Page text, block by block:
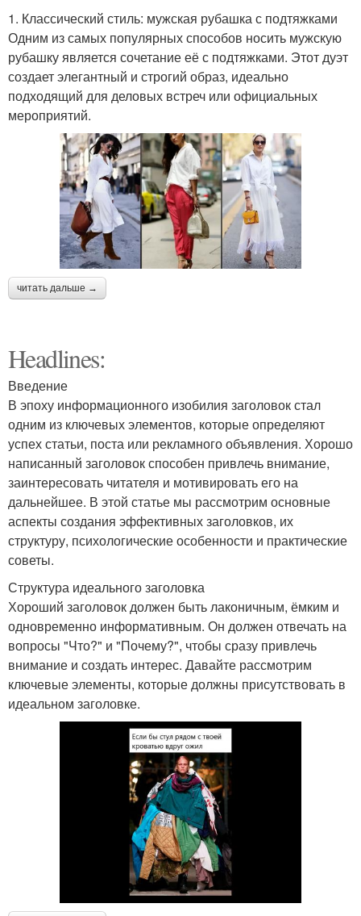
1. Классический стиль: мужская рубашка с подтяжками
Одним из самых популярных способов носить мужскую
рубашку является сочетание её с подтяжками. Этот дуэт
создает элегантный и строгий образ, идеально
подходящий для деловых встреч или официальных
мероприятий.
читать дальше →
Headlines:
Введение
В эпоху информационного изобилия заголовок стал
одним из ключевых элементов, которые определяют
успех статьи, поста или рекламного объявления. Хорошо
написанный заголовок способен привлечь внимание,
заинтересовать читателя и мотивировать его на
дальнейшее. В этой статье мы рассмотрим основные
аспекты создания эффективных заголовков, их
структуру, психологические особенности и практические
советы.
Структура идеального заголовка
Хороший заголовок должен быть лаконичным, ёмким и
одновременно информативным. Он должен отвечать на
вопросы "Что?" и "Почему?", чтобы сразу привлечь
внимание и создать интерес. Давайте рассмотрим
ключевые элементы, которые должны присутствовать в
идеальном заголовке.